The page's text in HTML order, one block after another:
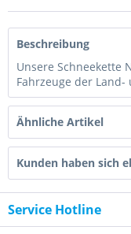
Beschreibung
Unsere Schneekette
Fahrzeuge der Land-
Ähnliche Artikel
Kunden haben sich
Service Hotline